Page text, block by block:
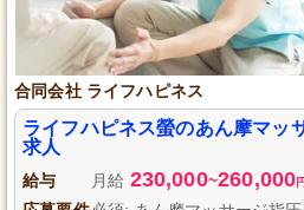
合同会社 ライフハピネス
ライフハピネス螢のあん摩マッ
求人
給与 月給 230,000~260,000円